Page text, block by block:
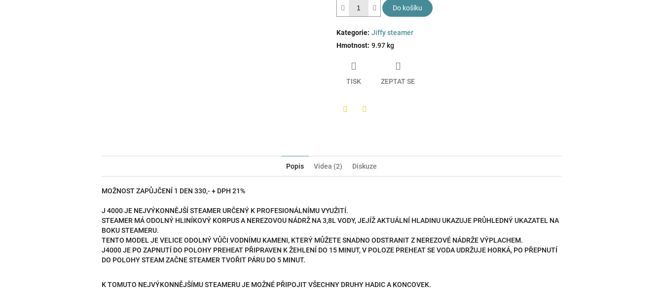
Do košíku
Kategorie: Jiffy steamer
Hmotnost: 9.97 kg
TISK ZEPTAT SE
Popis Videa (2) Diskuze
MOŽNOST ZAPŮJČENÍ 1 DEN 330,- + DPH 21%
J 4000 JE NEJVÝKONNĚJŠÍ STEAMER URČENÝ K PROFESIONÁLNÍMU VYUŽITÍ.
STEAMER MÁ ODOLNÝ HLINÍKOVÝ KORPUS A NEREZOVOU NÁDRŽ NA 3,8L VODY, JEJÍŽ AKTUÁLNÍ HLADINU UKAZUJE PRŮHLEDNÝ UKAZATEL NA
BOKU STEAMERU.
TENTO MODEL JE VELICE ODOLNÝ VŮČI VODNÍMU KAMENI, KTERÝ MŮŽETE SNADNO ODSTRANIT Z NEREZOVÉ NÁDRŽE VÝPLACHEM.
J4000 JE PO ZAPNUTÍ DO POLOHY PREHEAT PŘIPRAVEN K ŽEHLENÍ DO 15 MINUT, V POLOZE PREHEAT SE VODA UDRŽUJE HORKÁ, PO PŘEPNUTÍ
DO POLOHY STEAM ZAČNE STEAMER TVOŘIT PÁRU DO 5 MINUT.
K TOMUTO NEJVÝKONNĚJŠÍMU STEAMERU JE MOŽNÉ PŘIPOJIT VŠECHNY DRUHY HADIC A KONCOVEK.